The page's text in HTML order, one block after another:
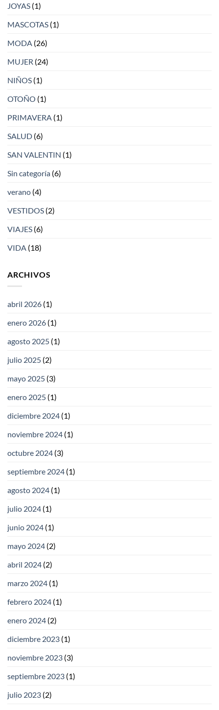
JOYAS (1)
MASCOTAS (1)
MODA (26)
MUJER (24)
NIÑOS (1)
OTOÑO (1)
PRIMAVERA (1)
SALUD (6)
SAN VALENTIN (1)
Sin categoría (6)
verano (4)
VESTIDOS (2)
VIAJES (6)
VIDA (18)
ARCHIVOS
abril 2026 (1)
enero 2026 (1)
agosto 2025 (1)
julio 2025 (2)
mayo 2025 (3)
enero 2025 (1)
diciembre 2024 (1)
noviembre 2024 (1)
octubre 2024 (3)
septiembre 2024 (1)
agosto 2024 (1)
julio 2024 (1)
junio 2024 (1)
mayo 2024 (2)
abril 2024 (2)
marzo 2024 (1)
febrero 2024 (1)
enero 2024 (2)
diciembre 2023 (1)
noviembre 2023 (3)
septiembre 2023 (1)
julio 2023 (2)